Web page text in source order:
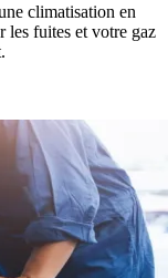
climatisation en
les fuites et votre gaz